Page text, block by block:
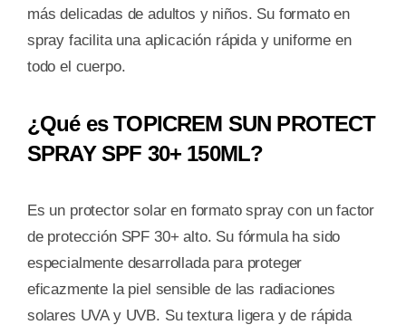
más delicadas de adultos y niños. Su formato en
spray facilita una aplicación rápida y uniforme en
todo el cuerpo.
¿Qué es TOPICREM SUN PROTECT
SPRAY SPF 30+ 150ML?
Es un protector solar en formato spray con un factor
de protección SPF 30+ alto. Su fórmula ha sido
especialmente desarrollada para proteger
eficazmente la piel sensible de las radiaciones
solares UVA y UVB. Su textura ligera y de rápida